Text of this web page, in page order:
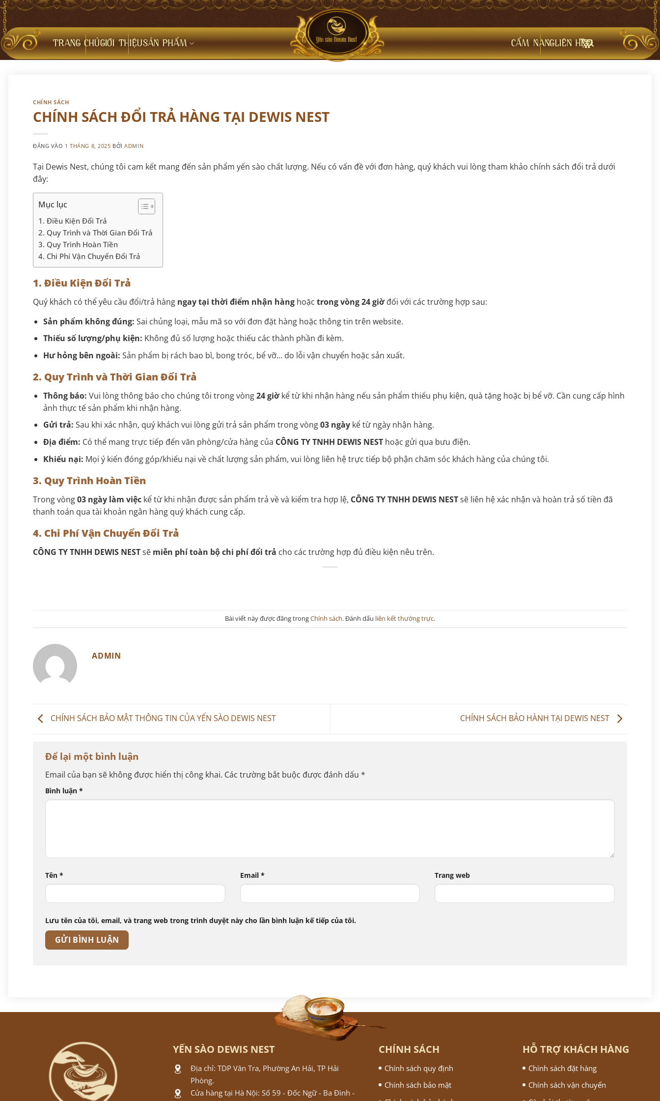
Bỏ
qua
nội
dung
TRANG CHỦGIỚI THIỆUSẢN PHẨM CẨM NANGLIÊN HỆ
CHÍNH SÁCH
CHÍNH SÁCH ĐỔI TRẢ HÀNG TẠI DEWIS NEST
ĐĂNG VÀO 1 THÁNG 8, 2025 BỞIADMIN
Tại Dewis Nest, chúng tôi cam kết mang đến sản phẩm yến sào chất lượng. Nếu có vấn đề với đơn hàng, quý khách vui lòng tham khảo chính sách đổi trả dưới
đây:
Mục lục
1. Điều Kiện Đổi Trả
2. Quy Trình và Thời Gian Đổi Trả
3. Quy Trình Hoàn Tiền
4. Chi Phí Vận Chuyển Đổi Trả
1. Điều Kiện Đổi Trả
Quý khách có thể yêu cầu đổi/trả hàng ngay tại thời điểm nhận hàng hoặc trong vòng 24 giờđối với các trường hợp sau:
Sản phẩm không đúng: Sai chủng loại, mẫu mã so với đơn đặt hàng hoặc thông tin trên website.
Thiếu số lượng/phụ kiện: Không đủ số lượng hoặc thiếu các thành phần đi kèm.
Hư hỏng bên ngoài: Sản phẩm bị rách bao bì, bong tróc, bể vỡ… do lỗi vận chuyển hoặc sản xuất.
2. Quy Trình và Thời Gian Đổi Trả
Thông báo: Vui lòng thông báo cho chúng tôi trong vòng24 giờkể từ khi nhận hàng nếu sản phẩm thiếu phụ kiện, quà tặng hoặc bị bể vỡ. Cần cung cấp hình
ảnh thực tế sản phẩm khi nhận hàng.
Gửi trả: Sau khi xác nhận, quý khách vui lòng gửi trả sản phẩm trong vòng03 ngàykể từ ngày nhận hàng.
Địa điểm: Có thể mang trực tiếp đến văn phòng/cửa hàng của CÔNG TY TNHH DEWIS NESThoặc gửi qua bưu điện.
Khiếu nại: Mọi ý kiến đóng góp/khiếu nại về chất lượng sản phẩm, vui lòng liên hệ trực tiếp bộ phận chăm sóc khách hàng của chúng tôi.
3. Quy Trình Hoàn Tiền
Trong vòng03 ngày làm việc kể từ khi nhận được sản phẩm trả về và kiểm tra hợp lệ, CÔNG TY TNHH DEWIS NESTsẽ liên hệ xác nhận và hoàn trả số tiền đã
thanh toán qua tài khoản ngân hàng quý khách cung cấp.
4. Chi Phí Vận Chuyển Đổi Trả
CÔNG TY TNHH DEWIS NESTsẽ miễn phí toàn bộ chi phí đổi trả cho các trường hợp đủ điều kiện nêu trên.
Bài viết này được đăng trongChính sách. Đánh dấu liên kết thường trực.
ADMIN
CHÍNH SÁCH BẢO MẬT THÔNG TIN CỦA YẾN SÀO DEWIS NEST CHÍNH SÁCH BẢO HÀNH TẠI DEWIS NEST
Để lại một bình luận
Email của bạn sẽ không được hiển thị công khai. Các trường bắt buộc được đánh dấu *
Bình luận *
Tên * Email * Trang web
Lưu tên của tôi, email, và trang web trong trình duyệt này cho lần bình luận kế tiếp của tôi.
YẾN SÀO DEWIS NEST
Địa chỉ: TDP Vân Tra, Phường An Hải, TP Hải
Phòng.
Cửa hàng tại Hà Nội: Số 59 - Đốc Ngữ - Ba Đình -
CHÍNH SÁCH
Chính sách quy định
Chính sách bảo mật
HỖ TRỢ KHÁCH HÀNG
Chính sách đặt hàng
Chính sách vận chuyển